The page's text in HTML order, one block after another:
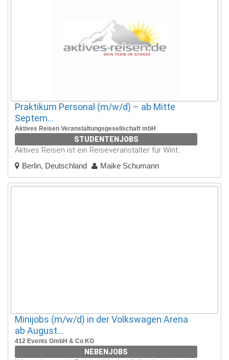
Praktikum Personal (m/w/d) – ab Mitte
Septem...
Aktives Reisen Veranstaltungsgesellschaft mbH
STUDENTENJOBS
Aktives Reisen ist ein Reiseveranstalter für Wint..
Berlin, Deutschland Maike Schumann
Minijobs (m/w/d) in der Volkswagen Arena
ab August...
412 Events GmbH & Co KG
NEBENJOBS